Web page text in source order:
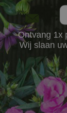
Ontvang 1x
Wij slaan